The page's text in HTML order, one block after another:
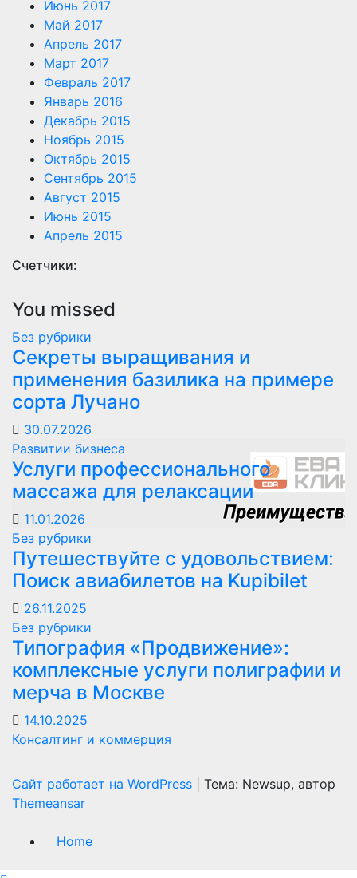
Июнь 2017
Май 2017
Апрель 2017
Март 2017
Февраль 2017
Январь 2016
Декабрь 2015
Ноябрь 2015
Октябрь 2015
Сентябрь 2015
Август 2015
Июнь 2015
Апрель 2015
Счетчики:
You missed
Без рубрики
Секреты выращивания и
применения базилика на примере
сорта Лучано
30.07.2026
Развитии бизнеса
Услуги профессионального
массажа для релаксации
11.01.2026
Без рубрики
Путешествуйте с удовольствием:
Поиск авиабилетов на Kupibilet
26.11.2025
Без рубрики
Типография «Продвижение»:
комплексные услуги полиграфии и
мерча в Москве
14.10.2025
Консалтинг и коммерция
Сайт работает на WordPress
Тема: Newsup, автор
Themeansar
Home